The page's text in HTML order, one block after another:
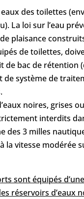
eaux des toilettes
La loi sur l’eau
plaisance
de toilettes,
de bac de rétention
de système de
noires, grises
interdits
des 3 milles
la vitesse modérée
sont équipés
réservoirs d’eaux